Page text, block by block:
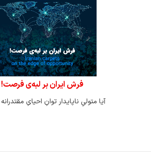
فرش ایران بر لبه‌ی فرصت!
آیا متولیِ ناپایدار توانِ احیایِ مقتدرانه